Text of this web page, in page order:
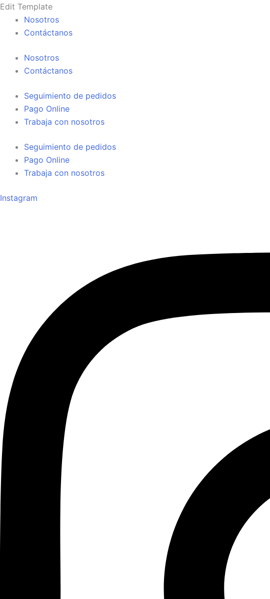
Ir
contenido
Edit Template
Nosotros
Contáctanos
Nosotros
Contáctanos
Seguimiento de pedidos
Pago Online
Trabaja con nosotros
Seguimiento de pedidos
Pago Online
Trabaja con nosotros
Instagram
Búsqueda
productos
Búsqueda
productos